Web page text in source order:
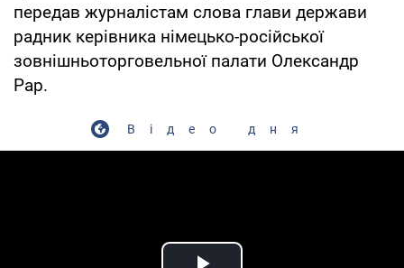
передав журналістам слова глави держави
радник керівника німецько-російської
зовнішньоторговельної палати Олександр
Рар.
Відео дня